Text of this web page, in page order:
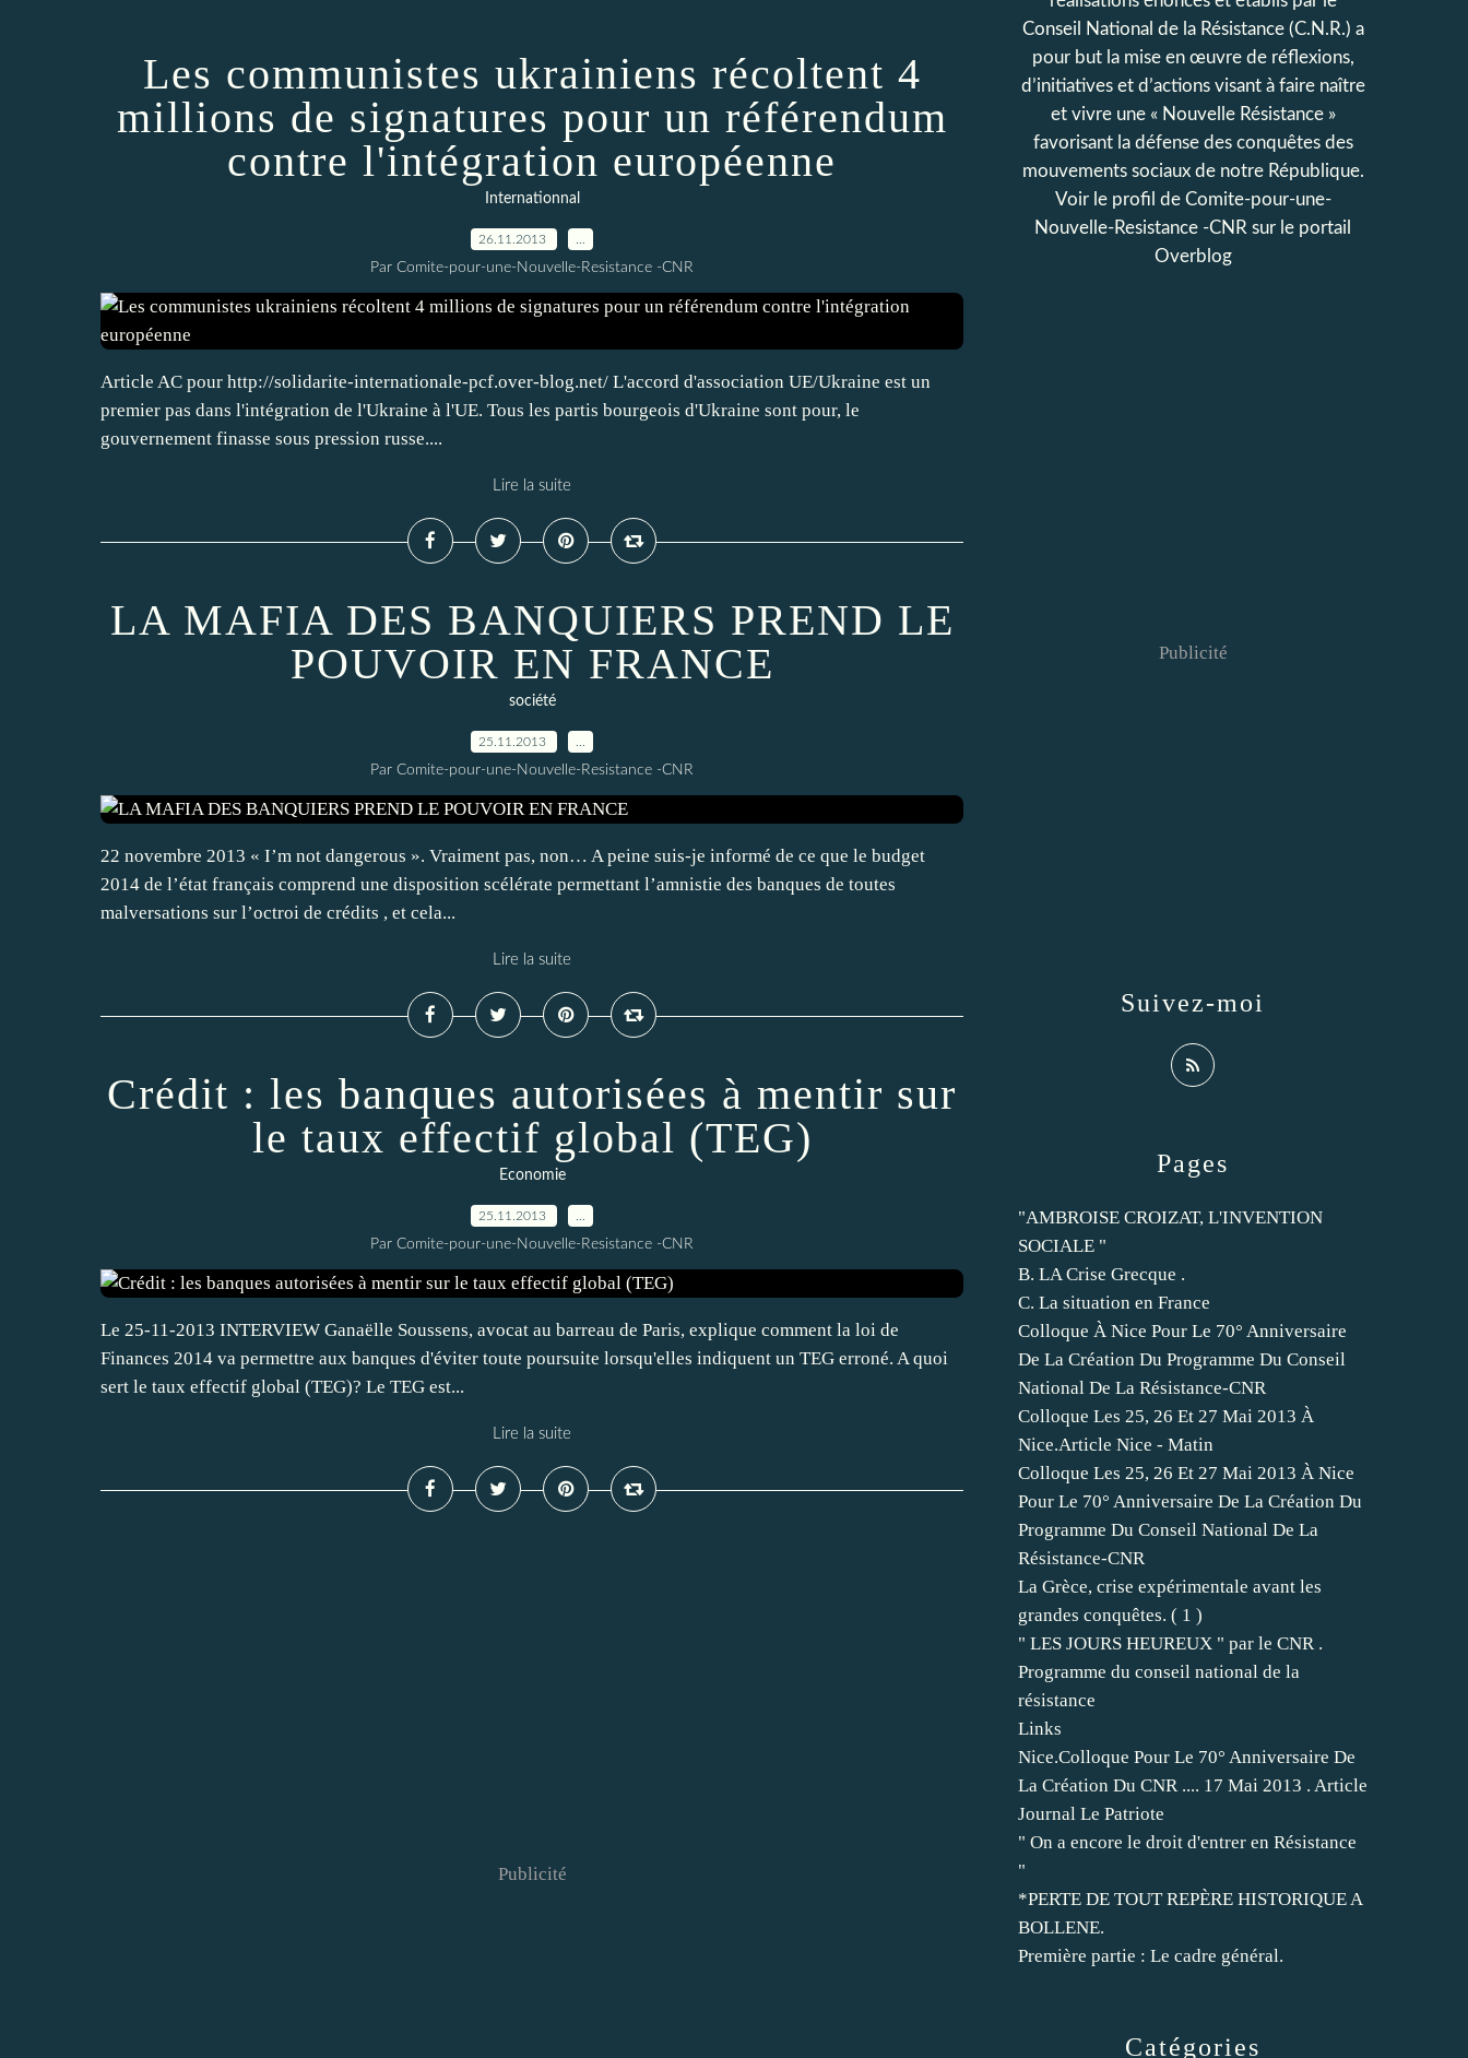
Les communistes ukrainiens récoltent 4
millions de signatures pour un référendum
contre l'intégration européenne
Internationnal
26.11.2013
Par Comite-pour-une-Nouvelle-Resistance -CNR
Article AC pour http://solidarite-internationale-pcf.over-blog.net/ L'accord d'association UE/Ukraine est un
premier pas dans l'intégration de l'Ukraine à l'UE. Tous les partis bourgeois d'Ukraine sont pour, le
gouvernement finasse sous pression russe....
Lire la suite
LA MAFIA DES BANQUIERS PREND LE
POUVOIR EN FRANCE
société
25.11.2013
Par Comite-pour-une-Nouvelle-Resistance -CNR
22 novembre 2013 « I’m not dangerous ». Vraiment pas, non… A peine suis-je informé de ce que le budget
2014 de l’état français comprend une disposition scélérate permettant l’amnistie des banques de toutes
malversations sur l’octroi de crédits , et cela...
Lire la suite
Crédit : les banques autorisées à mentir sur
le taux effectif global (TEG)
Economie
25.11.2013
Par Comite-pour-une-Nouvelle-Resistance -CNR
Le 25-11-2013 INTERVIEW Ganaëlle Soussens, avocat au barreau de Paris, explique comment la loi de
Finances 2014 va permettre aux banques d'éviter toute poursuite lorsqu'elles indiquent un TEG erroné. A quoi
sert le taux effectif global (TEG)? Le TEG est...
Lire la suite
Publicité
Catégories
Pages
"AMBROISE CROIZAT, L'INVENTION
SOCIALE "
B. LA Crise Grecque .
C. La situation en France
Colloque À Nice Pour Le 70° Anniversaire
De La Création Du Programme Du Conseil
National De La Résistance-CNR
Colloque Les 25, 26 Et 27 Mai 2013 À
Nice.Article Nice - Matin
Colloque Les 25, 26 Et 27 Mai 2013 À Nice
Pour Le 70° Anniversaire De La Création Du
Programme Du Conseil National De La
Résistance-CNR
La Grèce, crise expérimentale avant les
grandes conquêtes. ( 1 )
" LES JOURS HEUREUX " par le CNR .
Programme du conseil national de la
résistance
Links
Nice.Colloque Pour Le 70° Anniversaire De
La Création Du CNR .... 17 Mai 2013 . Article
Journal Le Patriote
" On a encore le droit d'entrer en Résistance
"
*PERTE DE TOUT REPÈRE HISTORIQUE A
BOLLENE.
Première partie : Le cadre général.
Conseil National de la Résistance (C.N.R.) a
pour but la mise en œuvre de réflexions,
d’initiatives et d’actions visant à faire naître
et vivre une « Nouvelle Résistance »
favorisant la défense des conquêtes des
mouvements sociaux de notre République.
Voir le profil de Comite-pour-une-
Nouvelle-Resistance -CNR sur le portail
Overblog
Suivez-moi
Publicité